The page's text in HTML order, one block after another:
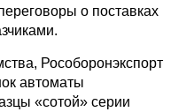
о поставках
Рособоронэкспорт
автоматы
«сотой» серии